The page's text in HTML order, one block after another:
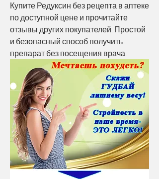
Купите Редуксин без рецепта в аптеке
по доступной цене и прочитайте
отзывы других покупателей. Простой
и безопасный способ получить
препарат без посещения врача.